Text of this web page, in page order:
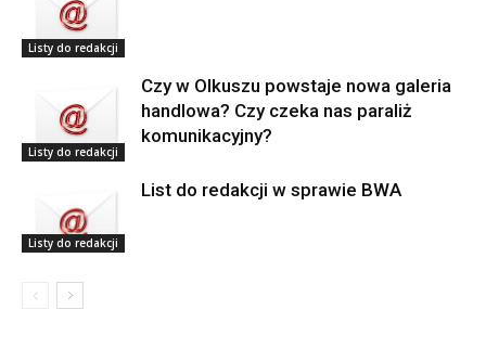
Listy do redakcji
Listy do redakcji
Czy w Olkuszu powstaje nowa galeria
handlowa? Czy czeka nas paraliż
komunikacyjny?
Listy do redakcji
List do redakcji w sprawie BWA